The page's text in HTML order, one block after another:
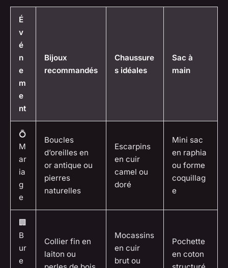
É
v
é
n
e
m
e
nt
Bijoux
recommandés
Chaussure
s idéales
Sac à
main
💍
M
ar
ia
g
e
Boucles
d’oreilles en
or antique ou
pierres
naturelles
Escarpins
en cuir
camel ou
doré
Mini sac
en raphia
ou forme
coquillag
e
🏢
B
ur
e
Collier fin en
laiton ou
Mocassins
en cuir
brut ou
Pochette
en coton